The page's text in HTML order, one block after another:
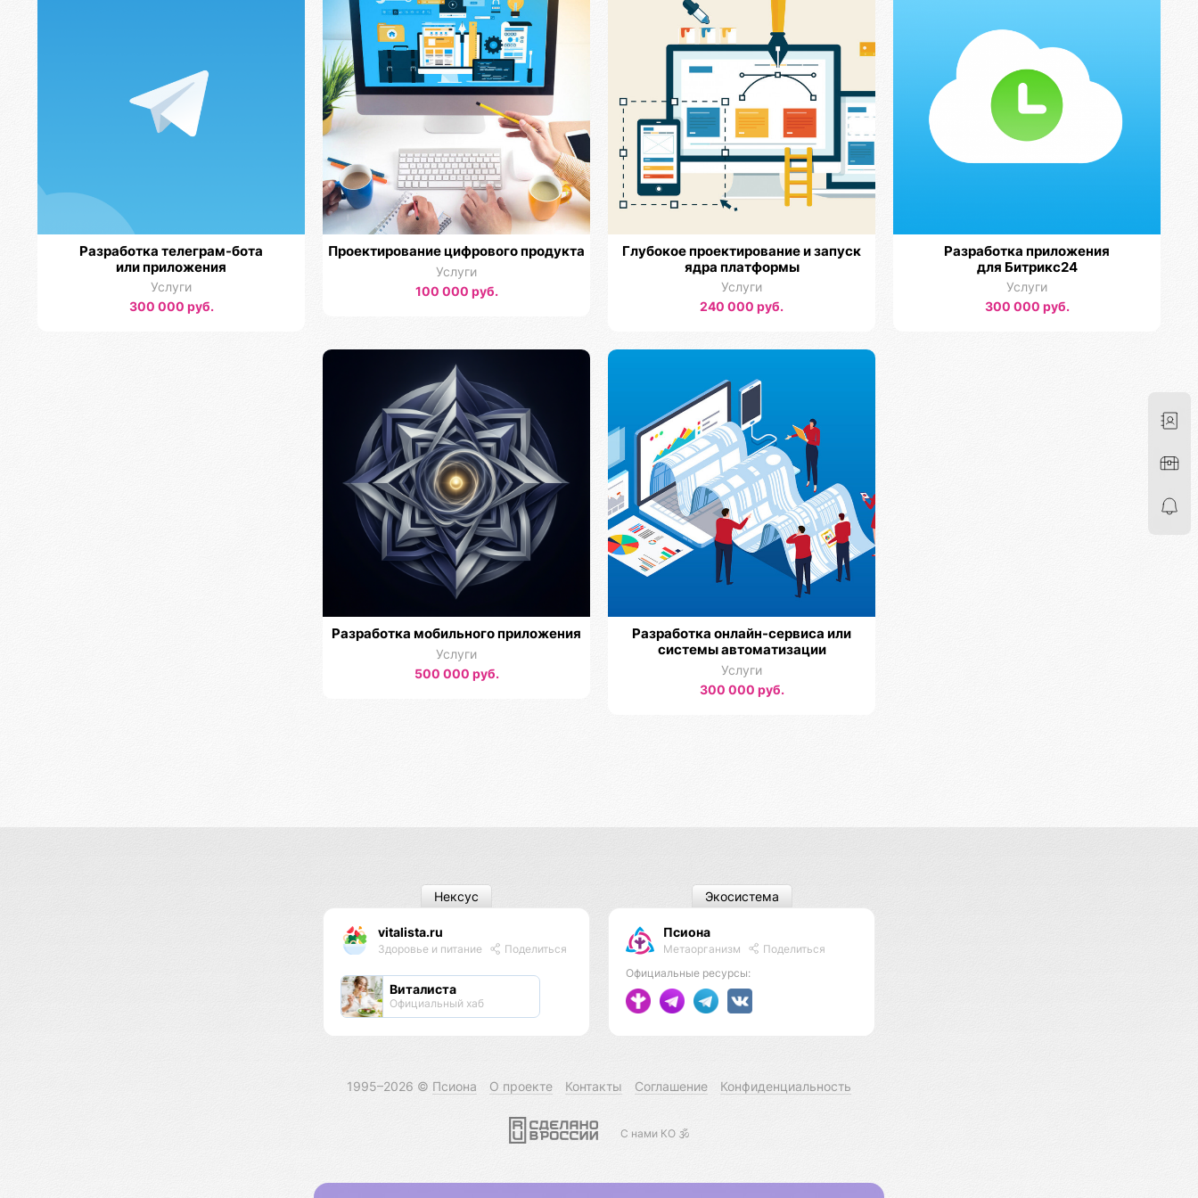
Разработка телеграм-бота
или приложения
Услуги
300 000 руб.
Проектирование цифрового продукта
Услуги
100 000 руб.
Глубокое проектирование и запуск
ядра платформы
Услуги
240 000 руб.
Разработка приложения
для Битрикс24
Услуги
300 000 руб.
Разработка мобильного приложения
Услуги
500 000 руб.
Разработка онлайн-сервиса или
системы автоматизации
Услуги
300 000 руб.
vitalista.ru
Здоровье и питание Поделиться
Виталиста
Официальный хаб
Нексус
Псиона
Метаорганизм
Поделиться
Официальные ресурсы:
Экосистема
1995–2026 © Псиона О проекте Контакты Соглашение Конфиденциальность
С нами КО 🕉️